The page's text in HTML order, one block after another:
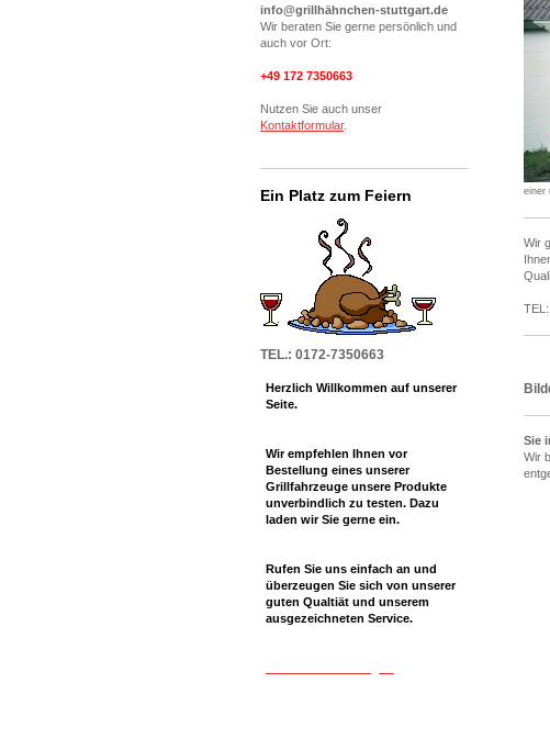
info@grillhähnchen-stuttgart.de
Wir beraten Sie gerne persönlich und
auch vor Ort:
+49 172 7350663
Nutzen Sie auch unser
Kontaktformular.
Ein Platz zum Feiern
TEL.: 0172-7350663
Herzlich Willkommen auf unserer
Seite.
Wir empfehlen Ihnen vor
Bestellung eines unserer
Grillfahrzeuge unsere Produkte
unverbindlich zu testen. Dazu
laden wir Sie gerne ein.
Rufen Sie uns einfach an und
überzeugen Sie sich von unserer
guten Qualtiät und unserem
ausgezeichneten Service.
einer
Wir
-
Sie
Wir